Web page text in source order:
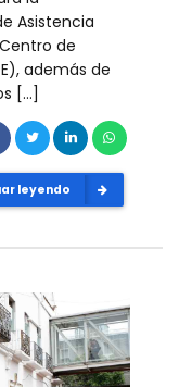
Asistencia
de
además de
[…]
leyendo